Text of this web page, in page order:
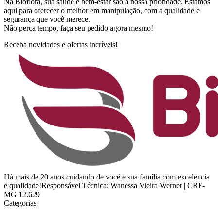
Na Bioflora, sua saúde e bem-estar são a nossa prioridade. Estamos
aqui para oferecer o melhor em manipulação, com a qualidade e
segurança que você merece.
Não perca tempo, faça seu pedido agora mesmo!
Receba novidades e ofertas incríveis!
Há mais de 20 anos cuidando de você e sua família com excelencia
e qualidade!Responsável Técnica: Wanessa Vieira Werner | CRF-
MG 12.629
Categorias